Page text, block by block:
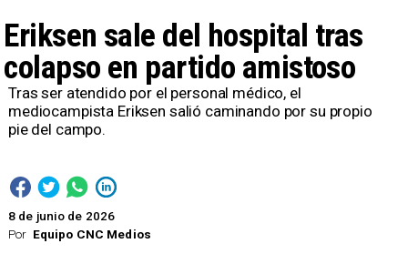
Por Equipo CNC Medios
Eriksen sale del hospital tras
colapso en partido amistoso
8 de junio de 2026
Tras ser atendido por el personal médico, el
mediocampista Eriksen salió caminando por su propio
pie del campo.